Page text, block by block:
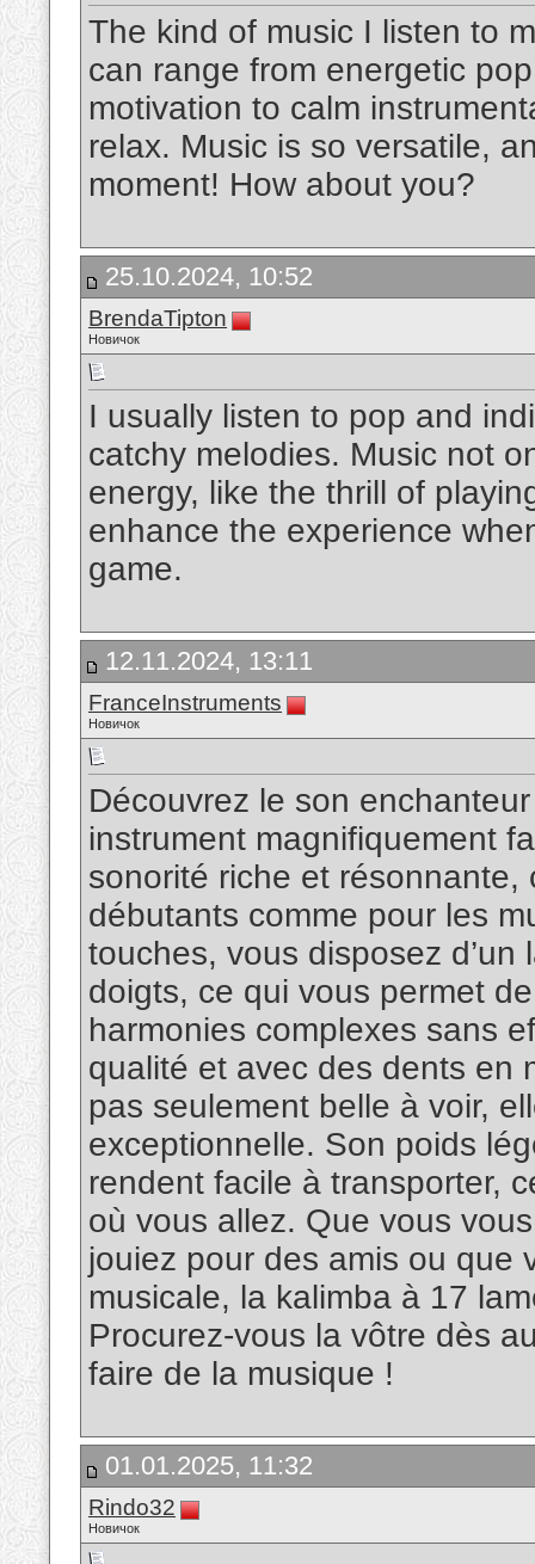
The kind of music I listen to
can range from energetic
motivation to calm
relax. Music is so versatile,
moment! How about you?
25.10.2024, 10:52
BrendaTipton
Новичок
I usually listen to pop and
catchy melodies. Music not
energy, like the thrill of
enhance the experience
game.
12.11.2024, 13:11
FranceInstruments
Новичок
Découvrez le son
instrument magnifiquement
sonorité riche et
débutants comme pour les
touches, vous disposez
doigts, ce qui vous permet
harmonies complexes sans
qualité et avec des dents en
pas seulement belle à voir,
exceptionnelle. Son poids
rendent facile à transporter,
où vous allez. Que vous
jouiez pour des amis ou que
musicale, la kalimba à 17
Procurez-vous la vôtre dès
faire de la musique !
01.01.2025, 11:32
Rindo32
Новичок